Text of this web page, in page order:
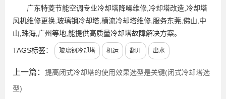
广东特菱节能空调专业冷却塔降噪维修,冷却塔改造,冷却塔
风机维修更换,玻璃钢冷却塔,横流冷却塔维修,服务东莞,佛山,中
山,珠海,广州等地,能提供高质量冷却塔故障解决方案。
TAGS标签： 玻璃钢冷却塔 机运 翻开 出水
上一篇： 提高闭式冷却塔的使用效果选型是关键(闭式冷却塔选
型)